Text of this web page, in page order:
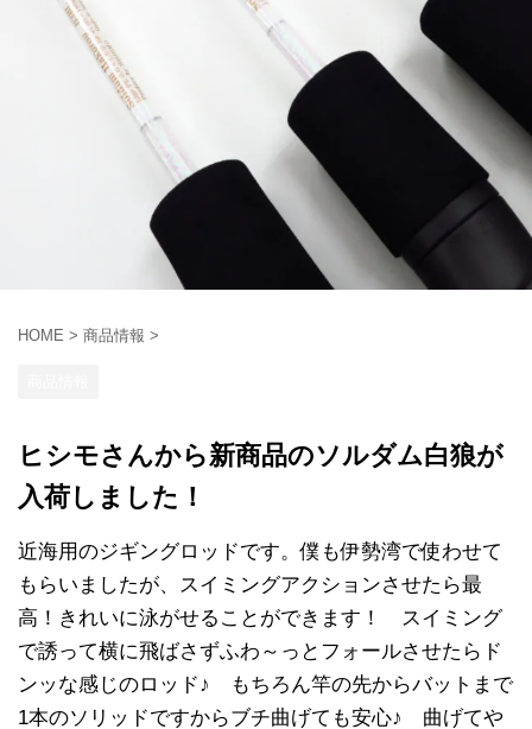
HOME > 商品情報 >
ヒシモさんから新商品のソルダム白狼が
入荷しました！
近海用のジギングロッドです。僕も伊勢湾で使わせて
もらいましたが、スイミングアクションさせたら最
高！きれいに泳がせることができます！ スイミング
で誘って横に飛ばさずふわ～っとフォールさせたらド
ンッな感じのロッド♪ もちろん竿の先からバットまで
1本のソリッドですからブチ曲げても安心♪ 曲げてや